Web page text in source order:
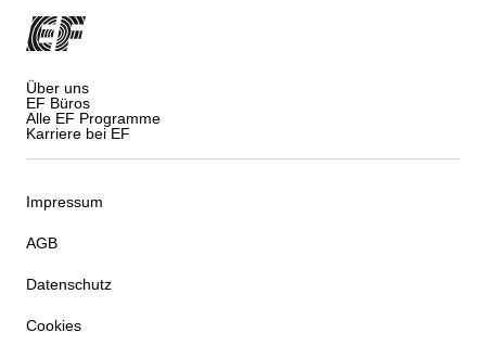
Über uns
EF Büros
Alle EF Programme
Karriere bei EF
Impressum
AGB
Datenschutz
Cookies